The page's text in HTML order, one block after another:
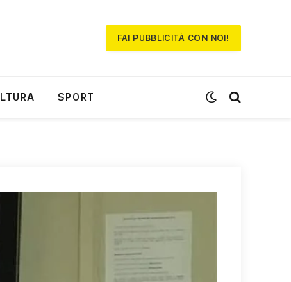
FAI PUBBLICITÀ CON NOI!
SPORT